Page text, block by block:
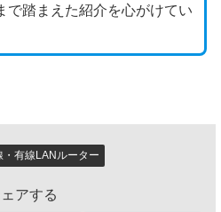
で踏まえた紹介を心がけてい
・有線LANルーター
アする